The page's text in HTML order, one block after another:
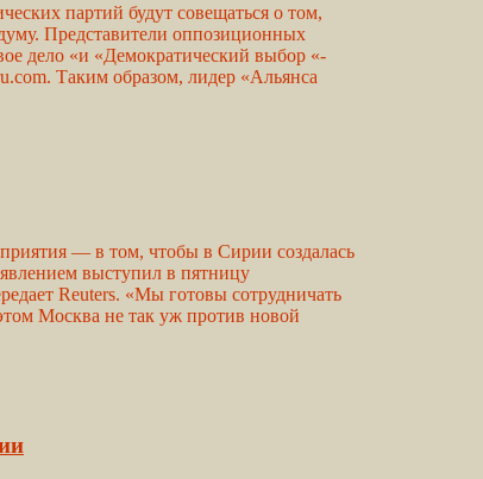
партий будут совещаться о том,
Представители оппозиционных
дело «и «Демократический выбор «-
Таким образом, лидер «Альянса
— в том, чтобы в Сирии создалась
выступил в пятницу
Reuters. «Мы готовы сотрудничать
Москва не так уж против новой